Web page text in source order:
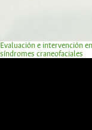
Evaluación e intervención
síndromes craneofaciales